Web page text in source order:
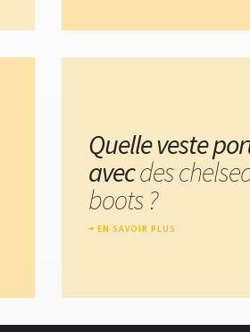
Quelle veste
avecdes
boots ?
EN SAVOIR PLUS